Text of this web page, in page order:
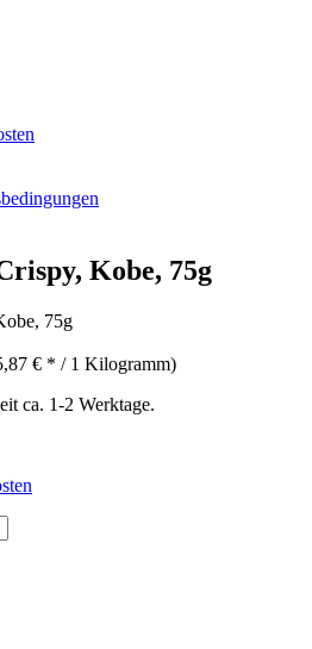
Kobe, 75g
€ * / 1 Kilogramm)
ca. 1-2 Werktage.